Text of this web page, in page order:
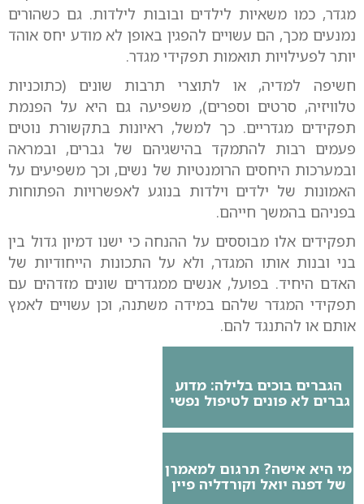
מגדר, כמו משאיות לילדים ובובות לילדות. גם כשהורים
נמנעים מכך, הם עשויים להפגין באופן לא מודע יחס אוהד
יותר לפעילויות תואמות תפקידי מגדר.
חשיפה למדיה, או לתוצרי תרבות שונים (כתוכניות
טלוויזיה, סרטים וספרים), משפיעה גם היא על הפנמת
תפקידים מגדריים. כך למשל, ראיונות בתקשורת נוטים
פעמים רבות להתמקד בהישגיהם של גברים, ובמראה
ובמערכות היחסים הרומנטיות של נשים, וכך משפיעים על
האמונות של ילדים וילדות בנוגע לאפשרויות הפתוחות
בפניהם בהמשך חייהם.
תפקידים אלו מבוססים על ההנחה כי ישנו דמיון גדול בין
בני ובנות אותו המגדר, ולא על התכונות הייחודיות של
האדם היחיד. בפועל, אנשים ממגדרים שונים מזדהים עם
תפקידי המגדר שלהם במידה משתנה, וכן עשויים לאמץ
אותם או להתנגד להם.
הגברים בוכים בלילה: מדוע
גברים לא פונים לטיפול נפשי
מי היא אישה? תרגום למאמרן
של דפנה יואל וקורדליה פיין